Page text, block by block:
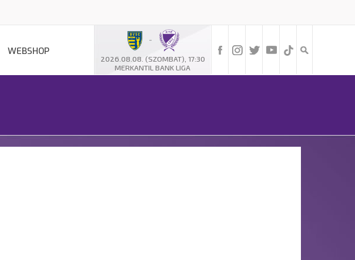
-
2026.08.08. (SZOMBAT), 17:30
MERKANTIL BANK LIGA
WEBSHOP